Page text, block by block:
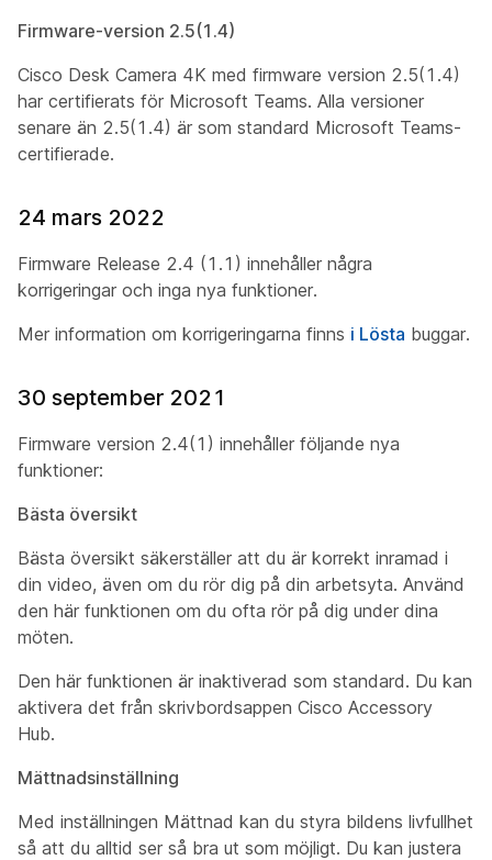
Firmware-version 2.5(1.4)
Cisco Desk Camera 4K med firmware version 2.5(1.4)
har certifierats för Microsoft Teams. Alla versioner
senare än 2.5(1.4) är som standard Microsoft Teams-
certifierade.
24 mars 2022
Firmware Release 2.4 (1.1) innehåller några
korrigeringar och inga nya funktioner.
Mer information om korrigeringarna finns i Lösta buggar.
30 september 2021
Firmware version 2.4(1) innehåller följande nya
funktioner:
Bästa översikt
Bästa översikt säkerställer att du är korrekt inramad i
din video, även om du rör dig på din arbetsyta. Använd
den här funktionen om du ofta rör på dig under dina
möten.
Den här funktionen är inaktiverad som standard. Du kan
aktivera det från skrivbordsappen Cisco Accessory
Hub.
Mättnadsinställning
Med inställningen Mättnad kan du styra bildens livfullhet
så att du alltid ser så bra ut som möjligt. Du kan justera